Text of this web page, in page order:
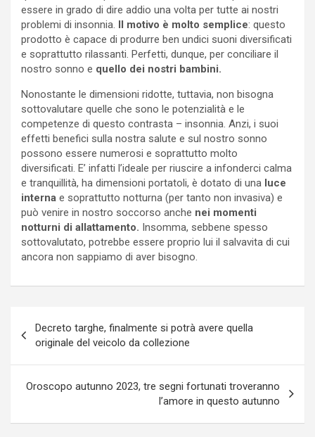
essere in grado di dire addio una volta per tutte ai nostri
problemi di insonnia. Il motivo è molto semplice: questo
prodotto è capace di produrre ben undici suoni diversificati
e soprattutto rilassanti. Perfetti, dunque, per conciliare il
nostro sonno e quello dei nostri bambini.
Nonostante le dimensioni ridotte, tuttavia, non bisogna
sottovalutare quelle che sono le potenzialità e le
competenze di questo contrasta – insonnia. Anzi, i suoi
effetti benefici sulla nostra salute e sul nostro sonno
possono essere numerosi e soprattutto molto
diversificati. E’ infatti l’ideale per riuscire a infonderci calma
e tranquillità, ha dimensioni portatoli, è dotato di una luce
interna e soprattutto notturna (per tanto non invasiva) e
può venire in nostro soccorso anche nei momenti
notturni di allattamento. Insomma, sebbene spesso
sottovalutato, potrebbe essere proprio lui il salvavita di cui
ancora non sappiamo di aver bisogno.
articoli
Decreto targhe, finalmente si potrà avere quella
originale del veicolo da collezione
Oroscopo autunno 2023, tre segni fortunati troveranno
l’amore in questo autunno